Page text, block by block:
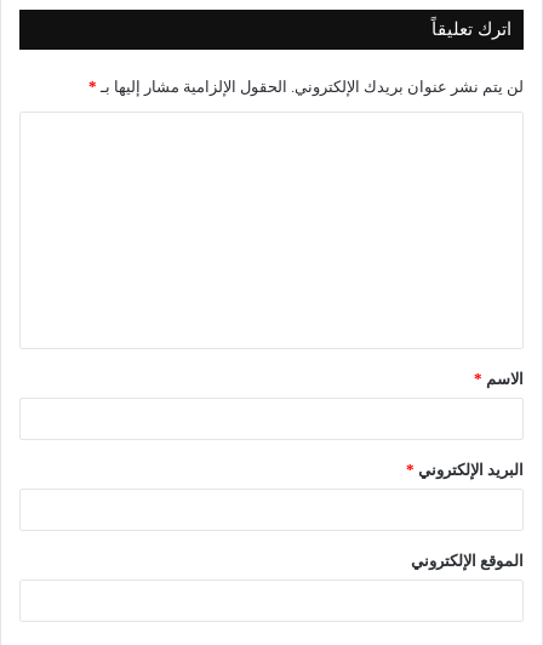
اترك تعليقاً
لن يتم نشر عنوان بريدك الإلكتروني. الحقول الإلزامية مشار إليها بـ *
ق
*الاسم *
البريد الإلكتروني *
الموقع الإلكتروني